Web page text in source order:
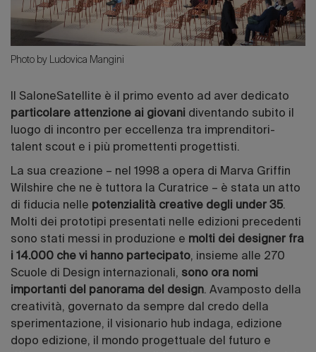
Photo by Ludovica Mangini
Il SaloneSatellite è il primo evento ad aver dedicato
particolare attenzione ai giovani diventando subito il
luogo di incontro per eccellenza tra imprenditori-
talent scout e i più promettenti progettisti.
La sua creazione – nel 1998 a opera di Marva Griffin
Wilshire che ne è tuttora la Curatrice – è stata un atto
di fiducia nelle potenzialità creative degli under 35.
Molti dei prototipi presentati nelle edizioni precedenti
sono stati messi in produzione e molti dei designer fra
i 14.000 che vi hanno partecipato, insieme alle 270
Scuole di Design internazionali, sono ora nomi
importanti del panorama del design. Avamposto della
creatività, governato da sempre dal credo della
sperimentazione, il visionario hub indaga, edizione
dopo edizione, il mondo progettuale del futuro e